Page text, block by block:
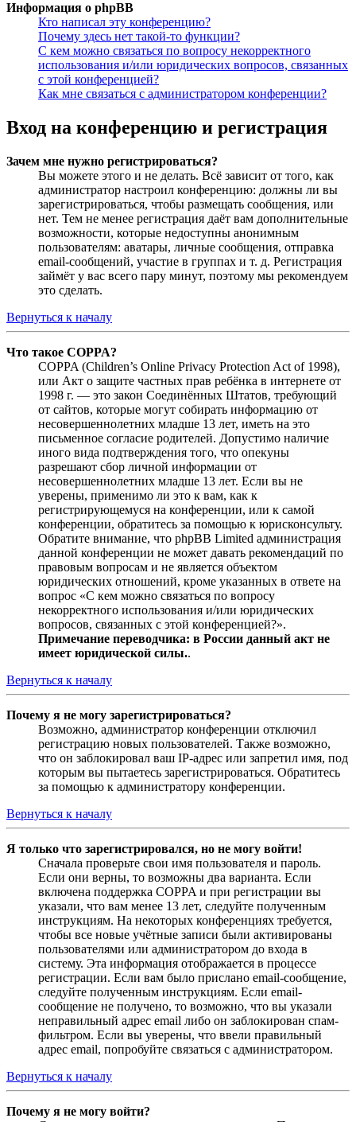
Информация о phpBB
Кто написал эту конференцию?
Почему здесь нет такой-то функции?
С кем можно связаться по вопросу некорректного
использования и/или юридических вопросов, связанных
с этой конференцией?
Как мне связаться с администратором конференции?
Вход на конференцию и регистрация
Зачем мне нужно регистрироваться?
Вы можете этого и не делать. Всё зависит от того, как
администратор настроил конференцию: должны ли вы
зарегистрироваться, чтобы размещать сообщения, или
нет. Тем не менее регистрация даёт вам дополнительные
возможности, которые недоступны анонимным
пользователям: аватары, личные сообщения, отправка
email-сообщений, участие в группах и т. д. Регистрация
займёт у вас всего пару минут, поэтому мы рекомендуем
это сделать.
Вернуться к началу
Что такое COPPA?
COPPA (Children’s Online Privacy Protection Act of 1998),
или Акт о защите частных прав ребёнка в интернете от
1998 г. — это закон Соединённых Штатов, требующий
от сайтов, которые могут собирать информацию от
несовершеннолетних младше 13 лет, иметь на это
письменное согласие родителей. Допустимо наличие
иного вида подтверждения того, что опекуны
разрешают сбор личной информации от
несовершеннолетних младше 13 лет. Если вы не
уверены, применимо ли это к вам, как к
регистрирующемуся на конференции, или к самой
конференции, обратитесь за помощью к юрисконсульту.
Обратите внимание, что phpBB Limited администрация
данной конференции не может давать рекомендаций по
правовым вопросам и не является объектом
юридических отношений, кроме указанных в ответе на
вопрос «С кем можно связаться по вопросу
некорректного использования и/или юридических
вопросов, связанных с этой конференцией?».
Примечание переводчика: в России данный акт не
имеет юридической силы..
Вернуться к началу
Почему я не могу зарегистрироваться?
Возможно, администратор конференции отключил
регистрацию новых пользователей. Также возможно,
что он заблокировал ваш IP-адрес или запретил имя, под
которым вы пытаетесь зарегистрироваться. Обратитесь
за помощью к администратору конференции.
Вернуться к началу
Я только что зарегистрировался, но не могу войти!
Сначала проверьте свои имя пользователя и пароль.
Если они верны, то возможны два варианта. Если
включена поддержка COPPA и при регистрации вы
указали, что вам менее 13 лет, следуйте полученным
инструкциям. На некоторых конференциях требуется,
чтобы все новые учётные записи были активированы
пользователями или администратором до входа в
систему. Эта информация отображается в процессе
регистрации. Если вам было прислано email-сообщение,
следуйте полученным инструкциям. Если email-
сообщение не получено, то возможно, что вы указали
неправильный адрес email либо он заблокирован спам-
фильтром. Если вы уверены, что ввели правильный
адрес email, попробуйте связаться с администратором.
Вернуться к началу
Почему я не могу войти?